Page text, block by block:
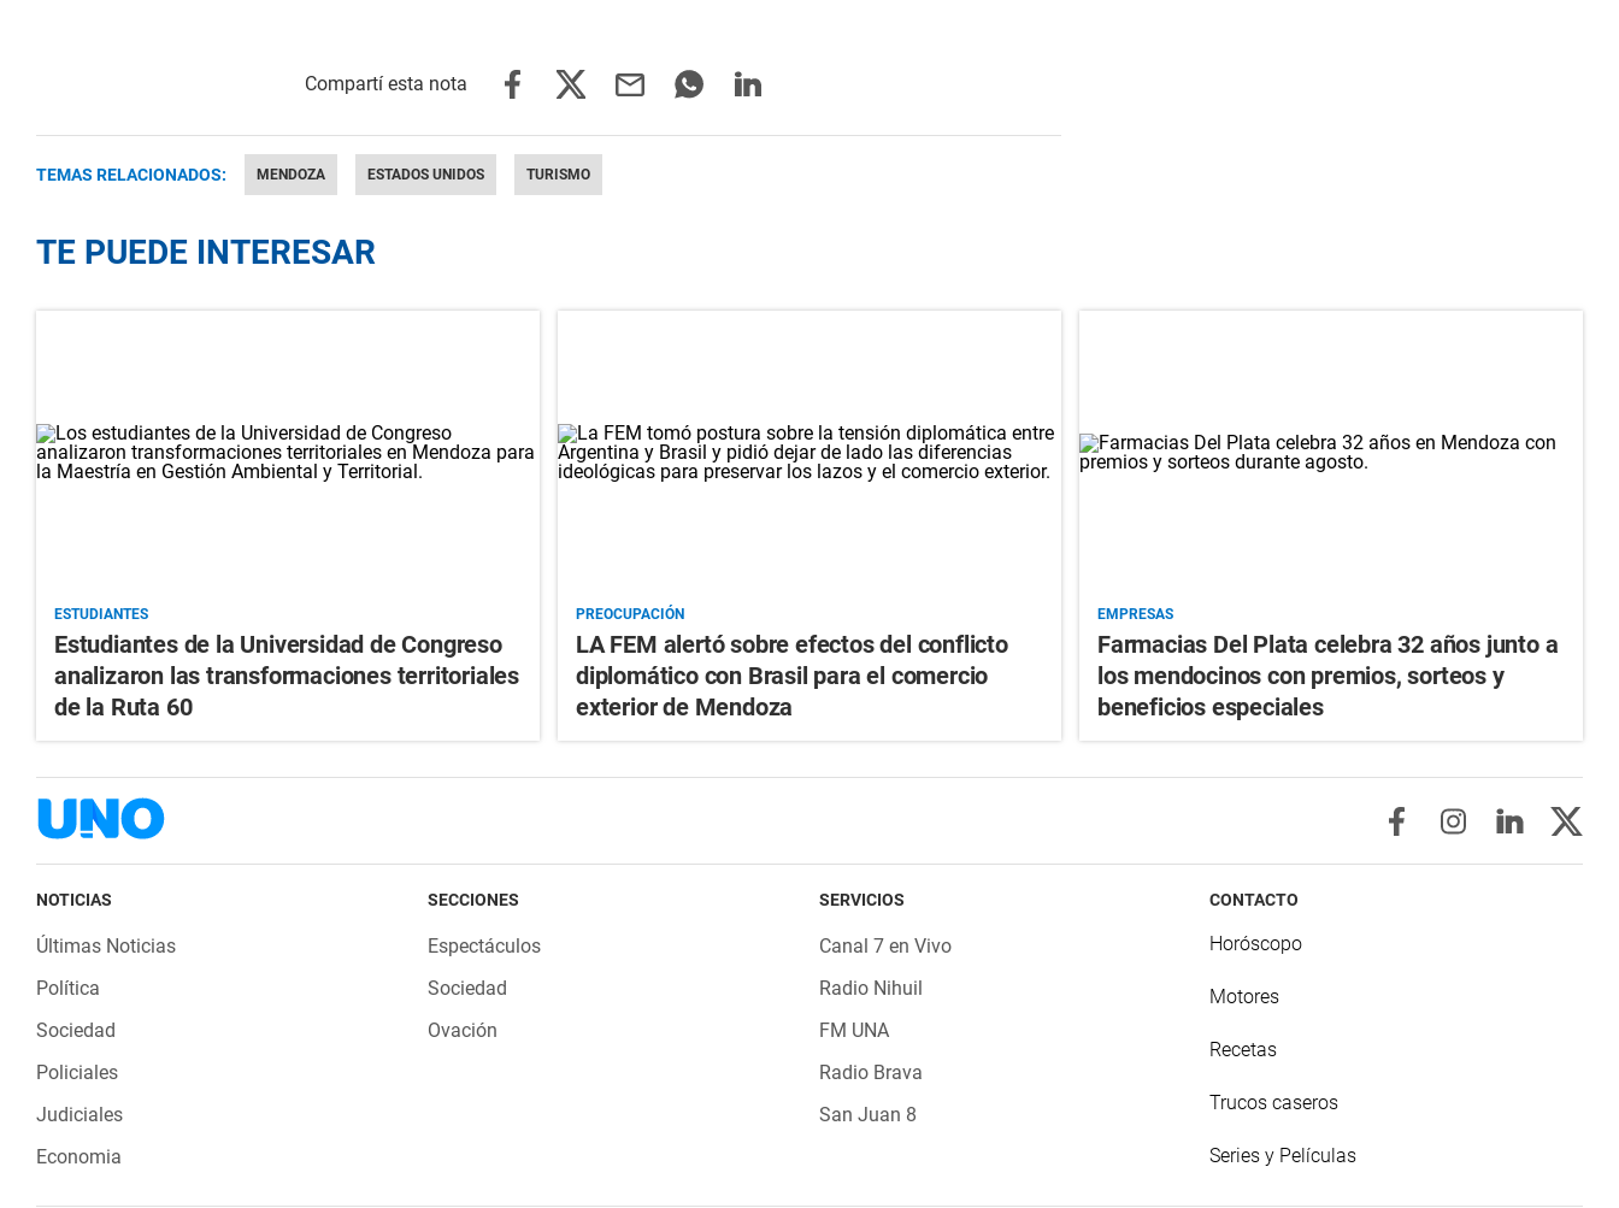
TEMAS RELACIONADOS: MENDOZA ESTADOS UNIDOS TURISMO
TE PUEDE INTERESAR
ESTUDIANTES
Estudiantes de la Universidad de Congreso
analizaron las transformaciones territoriales
de la Ruta 60
PREOCUPACIÓN
LA FEM alertó sobre efectos del conflicto
diplomático con Brasil para el comercio
exterior de Mendoza
EMPRESAS
Farmacias Del Plata celebra 32 años junto a
los mendocinos con premios, sorteos y
beneficios especiales
NOTICIAS
Últimas Noticias
Política
Sociedad
Policiales
Judiciales
Economia
SECCIONES
Espectáculos
Sociedad
Ovación
SERVICIOS
Canal 7 en Vivo
Radio Nihuil
FM UNA
Radio Brava
San Juan 8
CONTACTO
Horóscopo
Motores
Recetas
Trucos caseros
Series y Películas